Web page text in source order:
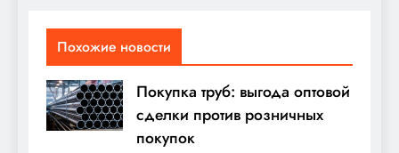
Похожие новости
Покупка труб: выгода оптовой
сделки против розничных
покупок